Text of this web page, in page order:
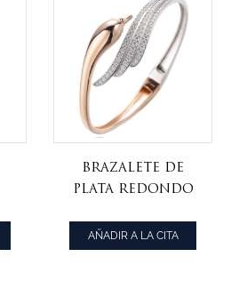
Brazalete de
plata redondo
cúbica blanca y
baño de dos
AÑADIR A LA CITA